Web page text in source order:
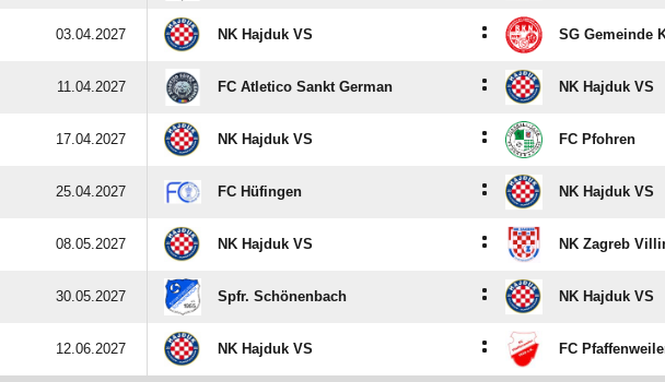
03.04.2027 NK Hajduk VS : SG Gemeinde
11.04.2027 FC Atletico Sankt German : NK Hajduk VS
17.04.2027 NK Hajduk VS : FC Pfohren
25.04.2027 FC Hüfingen : NK Hajduk VS
08.05.2027 NK Hajduk VS : NK Zagreb
30.05.2027 Spfr. Schönenbach : NK Hajduk VS
12.06.2027 NK Hajduk VS : FC